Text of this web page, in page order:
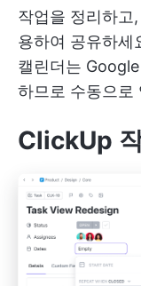
작업을 정리하고
용하여 공유하세
캘린더는
하므로 수동으로
ClickUp